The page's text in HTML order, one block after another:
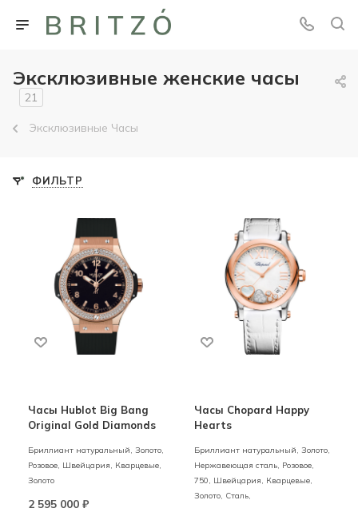
Эксклюзивные женские часы
21
Эксклюзивные Часы
ФИЛЬТР
Часы Hublot Big Bang
Original Gold Diamonds
Бриллиант натуральный, Золото,
Розовое, Швейцария, Кварцевые,
Золото
2 595 000 ₽
Часы Chopard Happy
Hearts
Бриллиант натуральный, Золото,
Нержавеющая сталь, Розовое,
750,
Швейцария,
Кварцевые,
Золото, Сталь,